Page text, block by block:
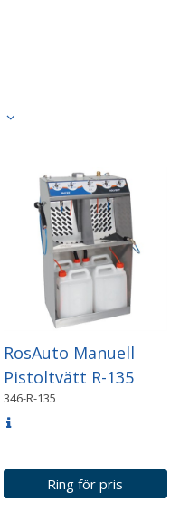
RosAuto Manuell
Pistoltvätt R-135
346-R-135
Ring för pris